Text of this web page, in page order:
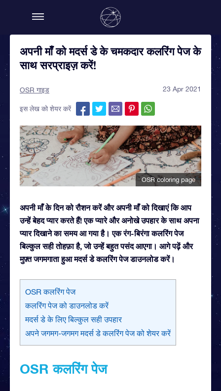
अपनी माँ को मदर्स डे के चमकदार कलरिंग पेज के
साथ सरप्राइज़ करें!
OSR गाइड 23 Apr 2021
इस लेख को शेयर करें
OSR coloring page
अपनी माँ के दिन को रौशन करें और अपनी माँ को दिखाएं कि आप
उन्हें बेहद प्यार करते हैं! एक प्यारे और अनोखे उपहार के साथ अपना
प्यार दिखाने का समय आ गया है। एक रंग-बिरंगा कलरिंग पेज
बिल्कुल सही तोहफ़ा है, जो उन्हें बहुत पसंद आएगा। आगे पढ़ें और
मुफ़्त जगमगाता हुआ मदर्स डे कलरिंग पेज डाउनलोड करें।
OSR कलरिंग पेज
कलरिंग पेज को डाउनलोड करें
मदर्स डे के लिए बिल्कुल सही उपहार
अपने जगमग-जगमग मदर्स डे कलरिंग पेज को शेयर करें
OSR कलरिंग पेज